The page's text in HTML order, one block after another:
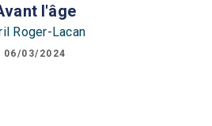
l'âge
Roger-Lacan
06/03/2024